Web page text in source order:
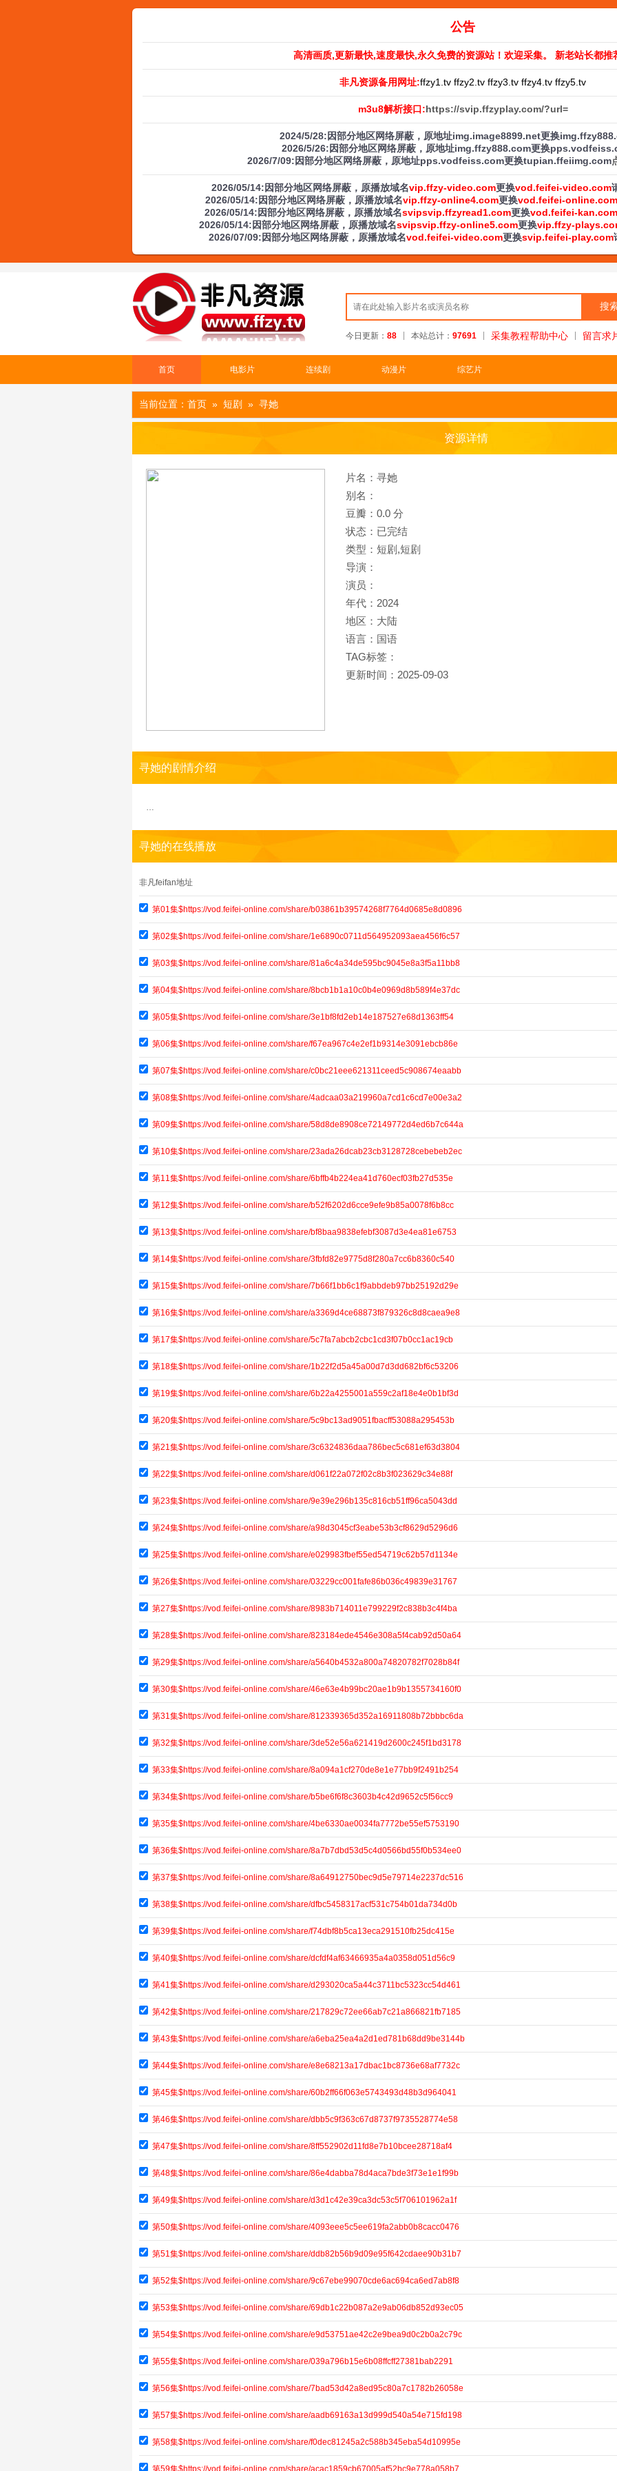
公告
高清画质,更新最快,速度最快,永久免费的资源站！欢迎采集。 新老站长都推
非凡资源备用网址:ffzy1.tv ffzy2.tv ffzy3.tv ffzy4.tv ffzy5.tv
m3u8解析接口:https://svip.ffzyplay.com/?url=
2024/5/28:因部分地区网络屏蔽，原地址img.image8899.net更换
2026/5/26:因部分地区网络屏蔽，原地址img.ffzy888.com更换
2026/7/09:因部分地区网络屏蔽，原地址pps.vodfeiss.com更换tupian.ffeiimg.com
2026/05/14:因部分地区网络屏蔽，原播放域名vip.ffzy-video.com更换vod.feifei-video.com
2026/05/14:因部分地区网络屏蔽，原播放域名vip.ffzy-online4.com更换vod.feifei-online.com
2026/05/14:因部分地区网络屏蔽，原播放域名svipsvip.ffzyread1.com更换vod.feifei-kan.com
2026/05/14:因部分地区网络屏蔽，原播放域名svipsvip.ffzy-online5.com更换vip.ffzy-
2026/07/09:因部分地区网络屏蔽，原播放域名vod.feifei-video.com更换svip.feifei-play.com
今日更新： 88 本站总计： 97691 采集教程帮助中心 留言求
首页 电影片 连续剧 动漫片 综艺片
当前位置： 首页 » 短剧 » 寻她
资源详情
片名：寻她
别名：
豆瓣：0.0 分
状态：已完结
类型：短剧,短剧
导演：
演员：
年代：2024
地区：大陆
语言：国语
TAG标签：
更新时间：2025-09-03
寻她的剧情介绍
…
寻她的在线播放
非凡feifan地址
第01集$https://vod.feifei-online.com/share/b03861b39574268f7764d0685e8d0896
第02集$https://vod.feifei-online.com/share/1e6890c0711d564952093aea456f6c57
第03集$https://vod.feifei-online.com/share/81a6c4a34de595bc9045e8a3f5a11bb8
第04集$https://vod.feifei-online.com/share/8bcb1b1a10c0b4e0969d8b589f4e37dc
第05集$https://vod.feifei-online.com/share/3e1bf8fd2eb14e187527e68d1363ff54
第06集$https://vod.feifei-online.com/share/f67ea967c4e2ef1b9314e3091ebcb86e
第07集$https://vod.feifei-online.com/share/c0bc21eee621311ceed5c908674eaabb
第08集$https://vod.feifei-online.com/share/4adcaa03a219960a7cd1c6cd7e00e3a2
第09集$https://vod.feifei-online.com/share/58d8de8908ce72149772d4ed6b7c644a
第10集$https://vod.feifei-online.com/share/23ada26dcab23cb3128728cebebeb2ec
第11集$https://vod.feifei-online.com/share/6bffb4b224ea41d760ecf03fb27d535e
第12集$https://vod.feifei-online.com/share/b52f6202d6cce9efe9b85a0078f6b8cc
第13集$https://vod.feifei-online.com/share/bf8baa9838efebf3087d3e4ea81e6753
第14集$https://vod.feifei-online.com/share/3fbfd82e9775d8f280a7cc6b8360c540
第15集$https://vod.feifei-online.com/share/7b66f1bb6c1f9abbdeb97bb25192d29e
第16集$https://vod.feifei-online.com/share/a3369d4ce68873f879326c8d8caea9e8
第17集$https://vod.feifei-online.com/share/5c7fa7abcb2cbc1cd3f07b0cc1ac19cb
第18集$https://vod.feifei-online.com/share/1b22f2d5a45a00d7d3dd682bf6c53206
第19集$https://vod.feifei-online.com/share/6b22a4255001a559c2af18e4e0b1bf3d
第20集$https://vod.feifei-online.com/share/5c9bc13ad9051fbacff53088a295453b
第21集$https://vod.feifei-online.com/share/3c6324836daa786bec5c681ef63d3804
第22集$https://vod.feifei-online.com/share/d061f22a072f02c8b3f023629c34e88f
第23集$https://vod.feifei-online.com/share/9e39e296b135c816cb51ff96ca5043dd
第24集$https://vod.feifei-online.com/share/a98d3045cf3eabe53b3cf8629d5296d6
第25集$https://vod.feifei-online.com/share/e029983fbef55ed54719c62b57d1134e
第26集$https://vod.feifei-online.com/share/03229cc001fafe86b036c49839e31767
第27集$https://vod.feifei-online.com/share/8983b714011e799229f2c838b3c4f4ba
第28集$https://vod.feifei-online.com/share/823184ede4546e308a5f4cab92d50a64
第29集$https://vod.feifei-online.com/share/a5640b4532a800a74820782f7028b84f
第30集$https://vod.feifei-online.com/share/46e63e4b99bc20ae1b9b1355734160f0
第31集$https://vod.feifei-online.com/share/812339365d352a16911808b72bbbc6da
第32集$https://vod.feifei-online.com/share/3de52e56a621419d2600c245f1bd3178
第33集$https://vod.feifei-online.com/share/8a094a1cf270de8e1e77bb9f2491b254
第34集$https://vod.feifei-online.com/share/b5be6f6f8c3603b4c42d9652c5f56cc9
第35集$https://vod.feifei-online.com/share/4be6330ae0034fa7772be55ef5753190
第36集$https://vod.feifei-online.com/share/8a7b7dbd53d5c4d0566bd55f0b534ee0
第37集$https://vod.feifei-online.com/share/8a64912750bec9d5e79714e2237dc516
第38集$https://vod.feifei-online.com/share/dfbc5458317acf531c754b01da734d0b
第39集$https://vod.feifei-online.com/share/f74dbf8b5ca13eca291510fb25dc415e
第40集$https://vod.feifei-online.com/share/dcfdf4af63466935a4a0358d051d56c9
第41集$https://vod.feifei-online.com/share/d293020ca5a44c3711bc5323cc54d461
第42集$https://vod.feifei-online.com/share/217829c72ee66ab7c21a866821fb7185
第43集$https://vod.feifei-online.com/share/a6eba25ea4a2d1ed781b68dd9be3144b
第44集$https://vod.feifei-online.com/share/e8e68213a17dbac1bc8736e68af7732c
第45集$https://vod.feifei-online.com/share/60b2ff66f063e5743493d48b3d964041
第46集$https://vod.feifei-online.com/share/dbb5c9f363c67d8737f9735528774e58
第47集$https://vod.feifei-online.com/share/8ff552902d11fd8e7b10bcee28718af4
第48集$https://vod.feifei-online.com/share/86e4dabba78d4aca7bde3f73e1e1f99b
第49集$https://vod.feifei-online.com/share/d3d1c42e39ca3dc53c5f706101962a1f
第50集$https://vod.feifei-online.com/share/4093eee5c5ee619fa2abb0b8cacc0476
第51集$https://vod.feifei-online.com/share/ddb82b56b9d09e95f642cdaee90b31b7
第52集$https://vod.feifei-online.com/share/9c67ebe99070cde6ac694ca6ed7ab8f8
第53集$https://vod.feifei-online.com/share/69db1c22b087a2e9ab06db852d93ec05
第54集$https://vod.feifei-online.com/share/e9d53751ae42c2e9bea9d0c2b0a2c79c
第55集$https://vod.feifei-online.com/share/039a796b15e6b08ffcff27381bab2291
第56集$https://vod.feifei-online.com/share/7bad53d42a8ed95c80a7c1782b26058e
第57集$https://vod.feifei-online.com/share/aadb69163a13d999d540a54e715fd198
第58集$https://vod.feifei-online.com/share/f0dec81245a2c588b345eba54d10995e
第59集$https://vod.feifei-online.com/share/acac1859cb67005af52bc9e778a058b7